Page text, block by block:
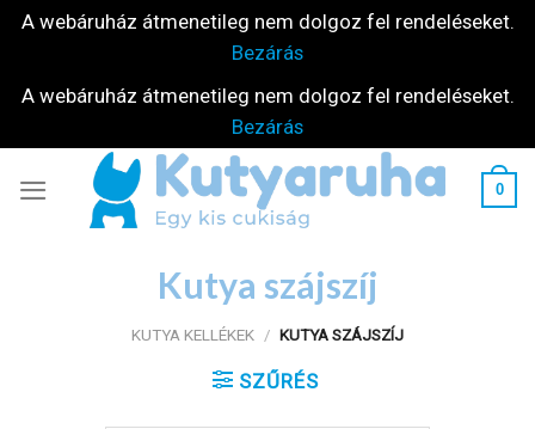
A webáruház átmenetileg nem dolgoz fel rendeléseket.
Bezárás
A webáruház átmenetileg nem dolgoz fel rendeléseket.
Bezárás
0
Kutya szájszíj
KUTYA KELLÉKEK / KUTYA SZÁJSZÍJ
SZŰRÉS